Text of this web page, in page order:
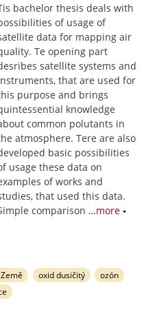
bachelor thesis deals with
of usage of
data for mapping air
Te opening part
satellite systems and
that are used for
purpose and brings
knowledge
common polutants in
atmosphere. Tere are also
basic possibilities
usage these data on
of works and
that used this data.
comparison …more
oxid dusičitý
ozón